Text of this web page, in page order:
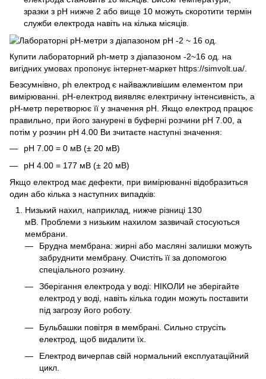
зразки з pH нижче 2 або вище 10 можуть скоротити термін
служби електрода навіть на кілька місяців.
Купити лабораторний ph-метр з діапазоном -2~16 од. на
вигідних умовах пропонує інтернет-маркет https://simvolt.ua/.
Безсумнівно, ph електрод є найважливішим елементом при
вимірюванні. pH-електрод виявляє електричну інтенсивність, а
pH-метр перетворює її у значення pH. Якщо електрод працює
правильно, при його занурені в буферні розчини pH 7.00, а
потім у розчин pH 4.00 Ви зчитаєте наступні значення:
pH 7.00 = 0 мВ (± 20 мВ)
pH 4.00 = 177 мВ (± 20 мВ)
Якщо електрод має дефекти, при вимірюванні відобразиться
один або кілька з наступних випадків:
Низький нахил, наприклад, нижче різниці 130
мВ. Проблеми з низьким нахилом зазвичай стосуються
мембрани.
Брудна мембрана: жирні або масляні залишки можуть
забруднити мембрану. Очистіть її за допомогою
спеціального розчину.
Зберігання електрода у воді: НІКОЛИ не зберігайте
електрод у воді, навіть кілька годин можуть поставити
під загрозу його роботу.
Бульбашки повітря в мембрані. Сильно струсіть
електрод, щоб видалити їх.
Електрод вичерпав свій нормальний експлуатаційний
цикл.